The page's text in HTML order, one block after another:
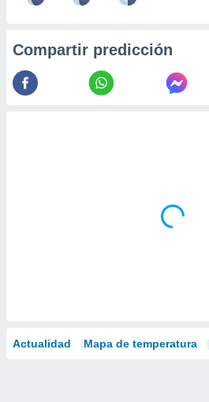
1199
Compartir predicción
Actualidad Mapa de temperatura